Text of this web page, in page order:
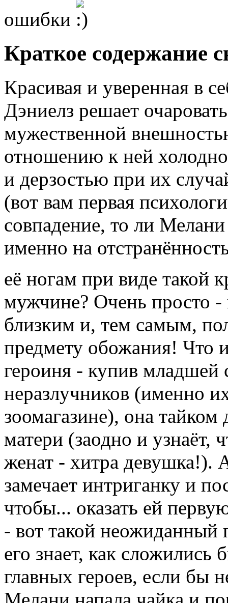
ошибки
Краткое содержание
Красивая и уверенная в
Дэниелз решает
мужественной
отношению к ней
и дерзостью при их
(вот вам первая
совпадение, то ли Мелани
именно на
её ногам при виде такой
мужчине? Очень просто -
близким и, тем самым,
предмету обожания! Что
героиня - купив младшей
неразлучников (именно
зоомагазине), она
матери (заодно и узнаёт,
женат - хитра девушка!).
замечает интриганку и
чтобы... оказать ей
- вот такой
его знает, как
главных героев, если бы